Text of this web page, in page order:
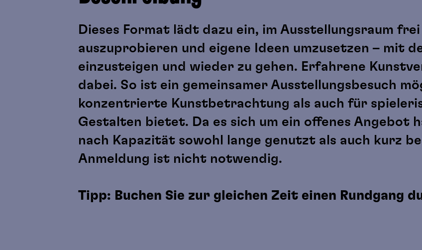
Dieses Format lädt dazu ein, im Ausstellungsraum
auszuprobieren und eigene Ideen umzusetzen – mit
einzusteigen und wieder zu gehen. Erfahrene
dabei. So ist ein gemeinsamer Ausstellungsbesuch
konzentrierte Kunstbetrachtung als auch für
Gestalten bietet. Da es sich um ein offenes Angebot
nach Kapazität sowohl lange genutzt als auch kurz
Anmeldung ist nicht notwendig.
Tipp: Buchen Sie zur gleichen Zeit einen Rundgang